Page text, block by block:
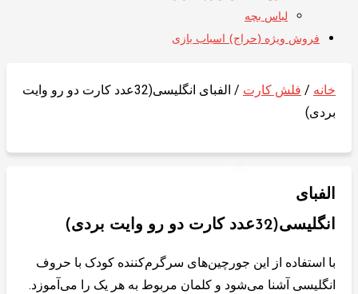
لباس بچه
فروش ویژه (حراج) اسباب بازی
خانه / فلش کارت
/ الفبای انگلیسی(32عدد کارت دو رو وایت
بردی)
الفبای
انگلیسی(32عدد کارت دو رو وایت بردی)
با استفاده از این جورچین‌های سرگرم‌کننده کودک با حروف
انگلیسی آشنا می‌شود و کلمان مربوط به هر یک را می‌آموزد.